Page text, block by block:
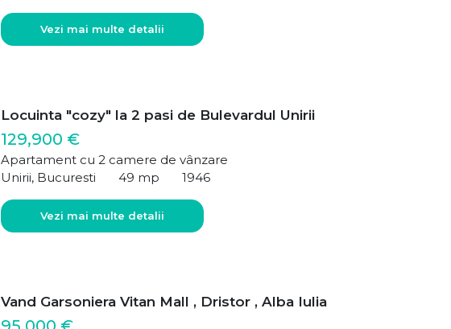
Vezi mai multe detalii
Locuinta "cozy" la 2 pasi de Bulevardul Unirii
129,900 €
Apartament cu 2 camere de vânzare
Unirii, Bucuresti
49 mp 1946
Vezi mai multe detalii
Vand Garsoniera Vitan Mall , Dristor , Alba Iulia